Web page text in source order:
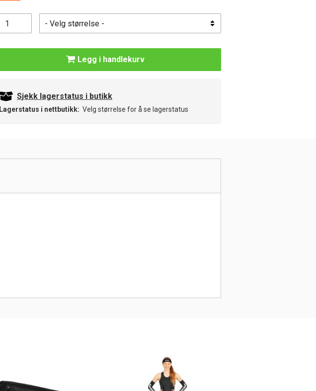
Legg i handlekurv
Sjekk lagerstatus i butikk
Lagerstatus i nettbutikk: Velg størrelse for å se lagerstatus